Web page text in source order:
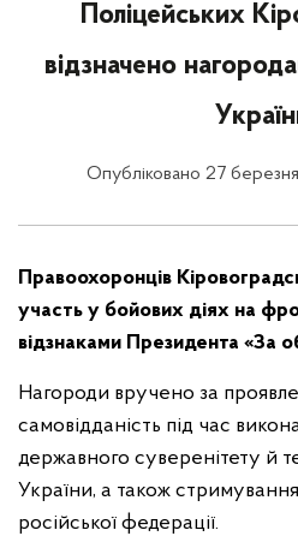
Поліцейських
відзначено
Опубліковано 27
Правоохоронців
участь у бойових діях на
відзнаками Президента «За
Нагороди вручено за
самовідданість під час
державного суверенітету й
України, а також стримування
російської федерації.